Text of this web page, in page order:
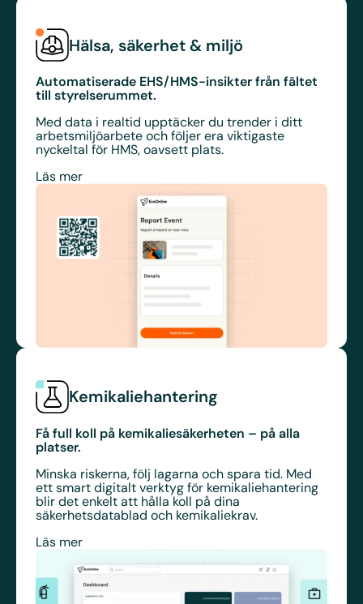
Hälsa, säkerhet & miljö
Automatiserade EHS/HMS-insikter från fältet
till styrelserummet.
Med data i realtid upptäcker du trender i ditt
arbetsmiljöarbete och följer era viktigaste
nyckeltal för HMS, oavsett plats.
Läs mer
Kemikaliehantering
Få full koll på kemikaliesäkerheten – på alla
platser.
Minska riskerna, följ lagarna och spara tid. Med
ett smart digitalt verktyg för kemikaliehantering
blir det enkelt att hålla koll på dina
säkerhetsdatablad och kemikaliekrav.
Läs mer